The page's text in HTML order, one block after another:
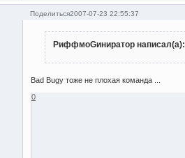
Поделиться2007-07-23 22:55:37
РиффмоGиниратор написал(а):
Bad Bugy тоже не плохая команда ...
0